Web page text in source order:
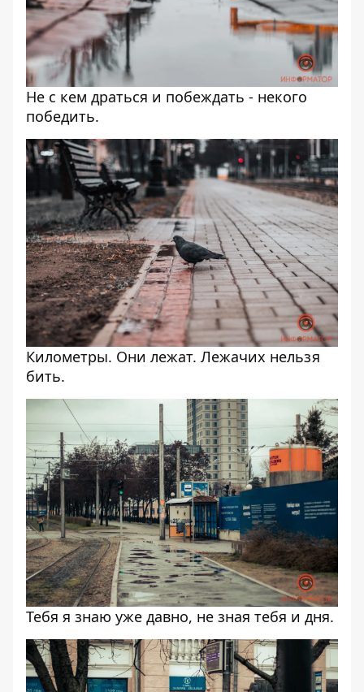
Не с кем драться и побеждать - некого
победить.
Километры. Они лежат. Лежачих нельзя
бить.
Тебя я знаю уже давно, не зная тебя и дня.